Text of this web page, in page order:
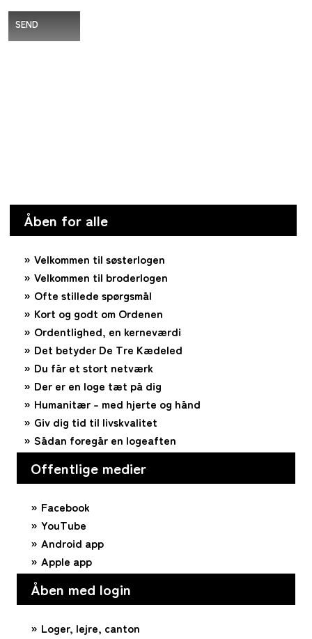
SEND
Åben for alle
Velkommen til søsterlogen
Velkommen til broderlogen
Ofte stillede spørgsmål
Kort og godt om Ordenen
Ordentlighed, en kerneværdi
Det betyder De Tre Kædeled
Du får et stort netværk
Der er en loge tæt på dig
Humanitær – med hjerte og hånd
Giv dig tid til livskvalitet
Sådan foregår en logeaften
Offentlige medier
Facebook
YouTube
Android app
Apple app
Åben med login
Loger, lejre, canton